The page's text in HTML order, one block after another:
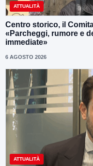
ATTUALITÀ
Centro storico, il
«Parcheggi, rumore e
immediate»
6 AGOSTO 2026
ATTUALITÀ